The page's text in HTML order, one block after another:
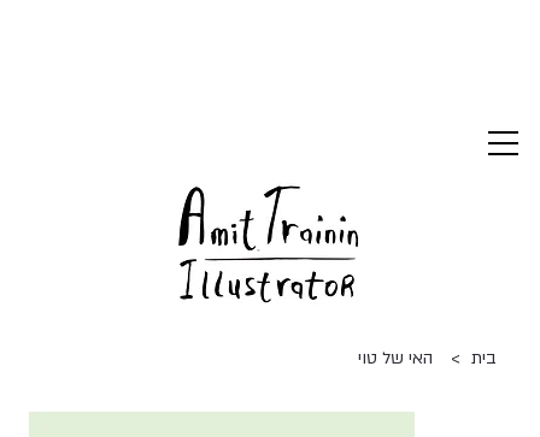
בית > האי של טוי